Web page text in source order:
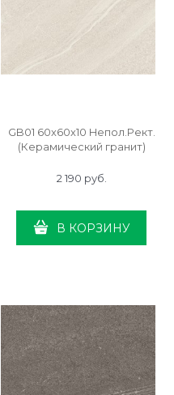
GB01 60x60x10 Непол.Рект.
(Керамический гранит)
2 190 руб.
В КОРЗИНУ